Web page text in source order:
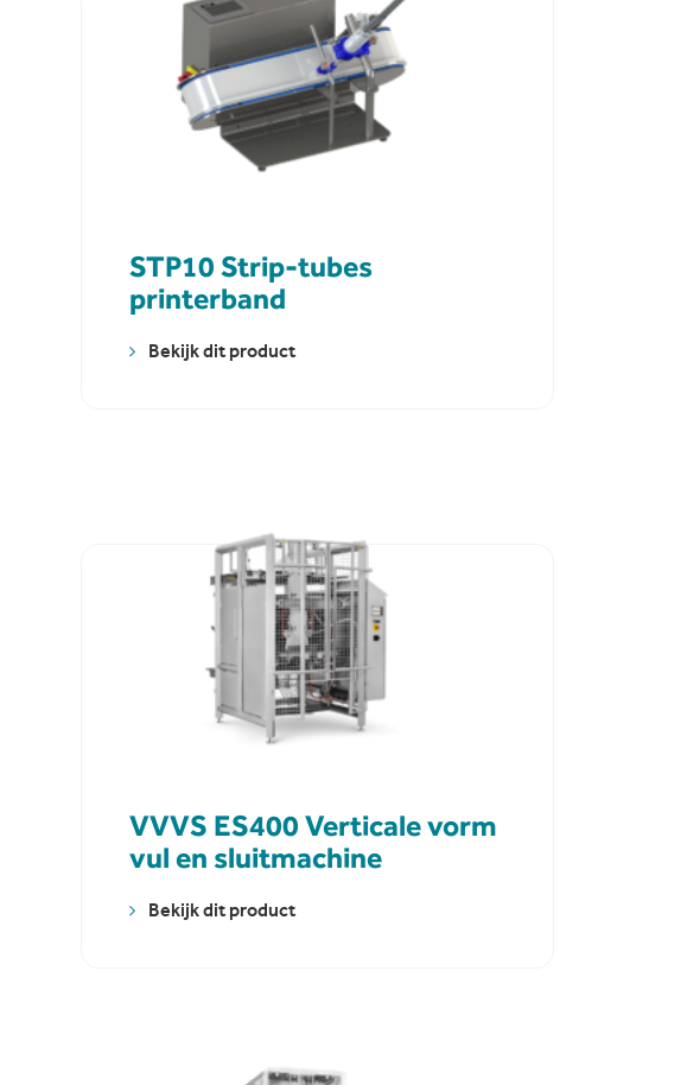
STP10 Strip-tubes
printerband
Bekijk dit product
VVVS ES400 Verticale vorm
vul en sluitmachine
Bekijk dit product